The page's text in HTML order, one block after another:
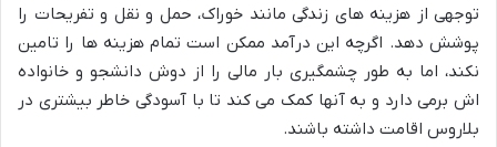
توجهی از هزینه های زندگی مانند خوراک، حمل و نقل و تفریحات را
پوشش دهد. اگرچه این درآمد ممکن است تمام هزینه ها را تامین
نکند، اما به طور چشمگیری بار مالی را از دوش دانشجو و خانواده
اش برمی دارد و به آنها کمک می کند تا با آسودگی خاطر بیشتری در
بلاروس اقامت داشته باشند.